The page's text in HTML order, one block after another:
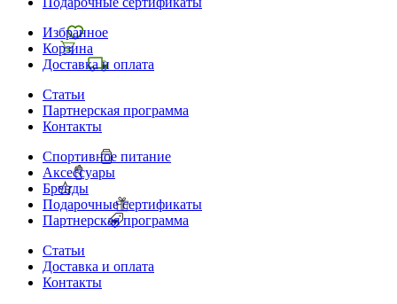
Избранное
Корзина
Доставка и оплата
Статьи
Партнерская программа
Контакты
Спортивное питание
Аксессуары
Бренды
Подарочные сертификаты
Партнерская программа
Статьи
Доставка и оплата
Контакты